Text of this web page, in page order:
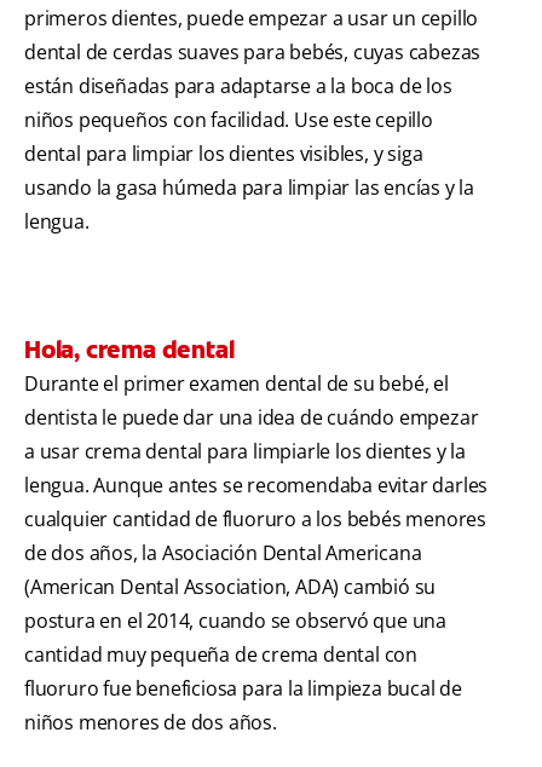
primeros dientes, puede empezar a usar un cepillo
dental de cerdas suaves para bebés, cuyas cabezas
están diseñadas para adaptarse a la boca de los
niños pequeños con facilidad. Use este cepillo
dental para limpiar los dientes visibles, y siga
usando la gasa húmeda para limpiar las encías y la
lengua.
Hola, crema dental
Durante el primer examen dental de su bebé, el
dentista le puede dar una idea de cuándo empezar
a usar crema dental para limpiarle los dientes y la
lengua. Aunque antes se recomendaba evitar darles
cualquier cantidad de fluoruro a los bebés menores
de dos años, la Asociación Dental Americana
(American Dental Association, ADA) cambió su
postura en el 2014, cuando se observó que una
cantidad muy pequeña de crema dental con
fluoruro fue beneficiosa para la limpieza bucal de
niños menores de dos años.